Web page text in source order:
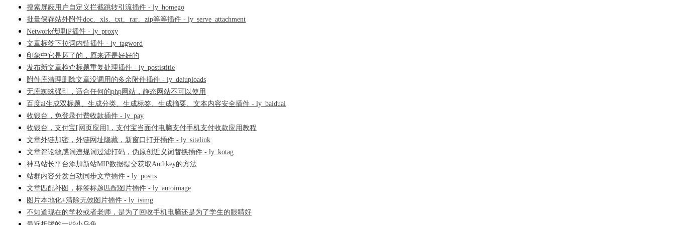
搜索屏蔽用户自定义拦截跳转引流插件 - ly_homego
批量保存站外附件doc、xls、txt、rar、zip等等插件 - ly_serve_attachment
Network代理IP插件 - ly_proxy
文章标签下拉词内链插件 - ly_tagword
印象中它是坏了的，原来还是好好的
发布新文章检查标题重复处理插件 - ly_postistitle
附件库清理删除文章没调用的多余附件插件 - ly_deluploads
无库蜘蛛强引，适合任何的php网站，静态网站不可以使用
百度ai生成双标题、生成分类、生成标签、生成摘要、文本内容安全插件 - ly_baiduai
收银台，免登录付费收款插件 - ly_pay
收银台，支付宝[网页应用]，支付宝当面付电脑支付手机支付收款应用教程
文章外链加密，外链网址隐藏，新窗口打开插件 - ly_sitelink
文章评论敏感词违规词过滤打码，伪原创近义词替换插件 - ly_kotag
神马站长平台添加新站MIP数据提交获取Authkey的方法
站群内容分发自动同步文章插件 - ly_postts
文章匹配补图，标签标题匹配图片插件 - ly_autoimage
图片本地化+清除无效图片插件 - ly_isimg
不知道现在的学校或者老师，是为了回收手机电脑还是为了学生的眼睛好